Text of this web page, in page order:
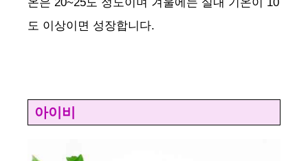
온은 20~25도 정도이며 겨울에는 실내 기온이 10
도 이상이면 성장합니다.
아이비